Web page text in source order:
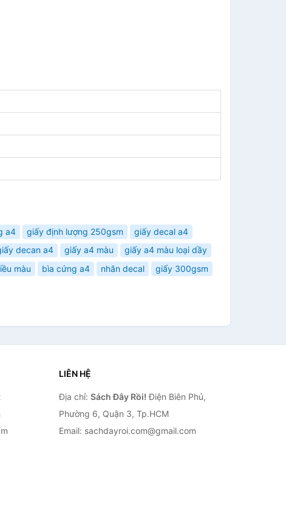
a4 giấy định lượng 250gsm
giấy decal a4
decan a4 giấy a4 màu
giấy a4 màu loại dầy
màu bìa cứng a4 nhãn decal
giấy 300gsm
LIÊN HỆ
Địa chỉ: Sách Đây Rồi! Điện Biên Phủ,
Phường 6, Quận 3, Tp.HCM
Email: sachdayroi.com@gmail.com